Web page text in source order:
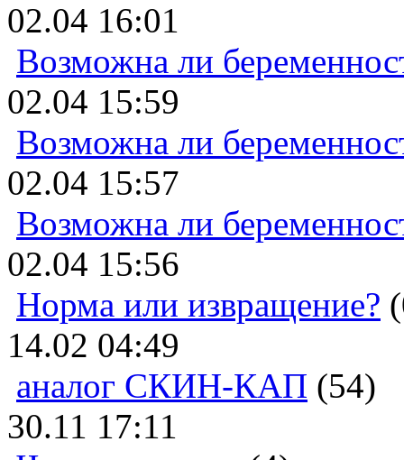
02.04 16:01
Возможна ли
02.04 15:59
Возможна ли
02.04 15:57
Возможна ли
02.04 15:56
Норма или извращение?
14.02 04:49
аналог СКИН-КАП (54)
30.11 17:11